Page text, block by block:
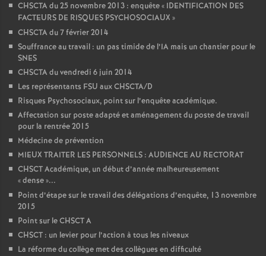
CHSCTA du 25 novembre 2013 : enquête « IDENTIFICATION DES
FACTEURS DE RISQUES PSYCHOSOCIAUX »
CHSCTA du 7 février 2014
Souffrance au travail : un pas timide de l’IA mais un chantier pour le
SNES
CHSCTA du vendredi 6 juin 2014
Les représentants FSU aux CHSCTA/D
Risques Psychosociaux, point sur l’enquête académique.
Affectation sur poste adapté et aménagement du poste de travail
pour la rentrée 2015
Médecine de prévention
MIEUX TRAITER LES PERSONNELS : AUDIENCE AU RECTORAT
CHSCT Académique, un début d’année malheureusement
«dense»...
Point d’étape sur le travail des délégations d’enquête, 13 novembre
2015
Point sur le CHSCT A
CHSCT : un levier pour l’action à tous les niveaux
La réforme du collège met des collègues en difficulté